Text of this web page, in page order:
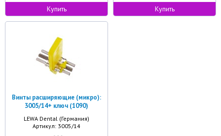
Купить Купить
Винты расширяющие (микро):
3005/14+ ключ (1090)
LEWA Dental (Германия)
Артикул: 3005/14